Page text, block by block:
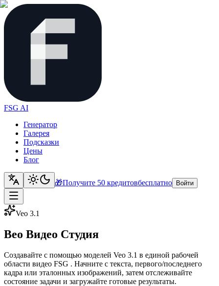
FSG AI
Генератор
Галерея
Подсказки
Цены
Блог
🎁Получите 50 кредитовбесплатно Войти
Veo 3.1
Вео Видео Студия
Создавайте с помощью моделей Veo 3.1 в единой рабочей
области видео FSG . Начните с текста, первого/последнего
кадра или эталонных изображений, затем отслеживайте
состояние задачи и загружайте готовые результаты.